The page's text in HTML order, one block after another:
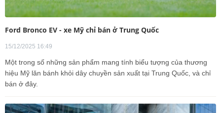
Ford Bronco EV - xe Mỹ chỉ bán ở Trung Quốc
15/12/2025 16:49
Một trong số những sản phẩm mang tính biểu tượng của thương
hiệu Mỹ lăn bánh khỏi dây chuyền sản xuất tại Trung Quốc, và chỉ
bán ở đây.